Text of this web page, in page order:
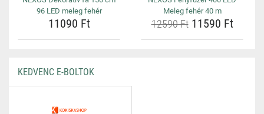
96 LED meleg fehér
11090 Ft
Meleg fehér 40 m
12590 Ft11590 Ft
KEDVENC E-BOLTOK